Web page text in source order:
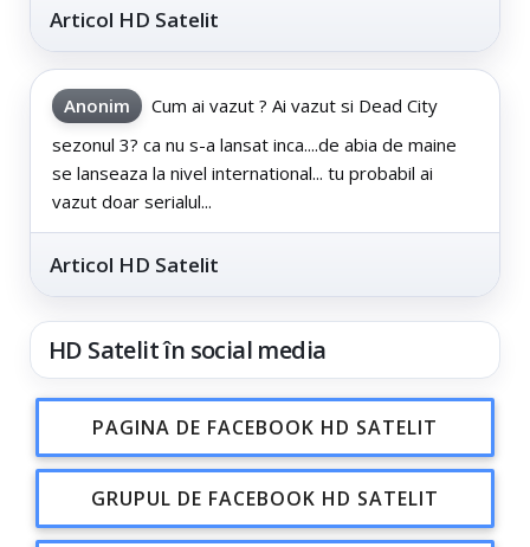
Articol HD Satelit
Anonim
Cum ai vazut ? Ai vazut si Dead City
sezonul 3? ca nu s-a lansat inca....de abia de maine
se lanseaza la nivel international... tu probabil ai
vazut doar serialul...
Articol HD Satelit
HD Satelit în social media
PAGINA DE FACEBOOK HD SATELIT
GRUPUL DE FACEBOOK HD SATELIT